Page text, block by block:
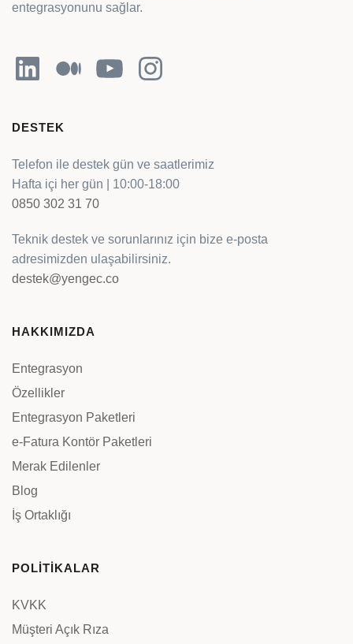
entegrasyonunu sağlar.
LinkedInOrta YouTubeInstagram
DESTEK
Telefon ile destek gün ve saatlerimiz
Hafta içi her gün | 10:00-18:00
0850 302 31 70
Teknik destek ve sorunlarınız için bize e-posta
adresimizden ulaşabilirsiniz.
destek@yengec.co
HAKKIMIZDA
Entegrasyon
Özellikler
Entegrasyon Paketleri
e-Fatura Kontör Paketleri
Merak Edilenler
Blog
İş Ortaklığı
POLİTİKALAR
KVKK
Müşteri Açık Rıza